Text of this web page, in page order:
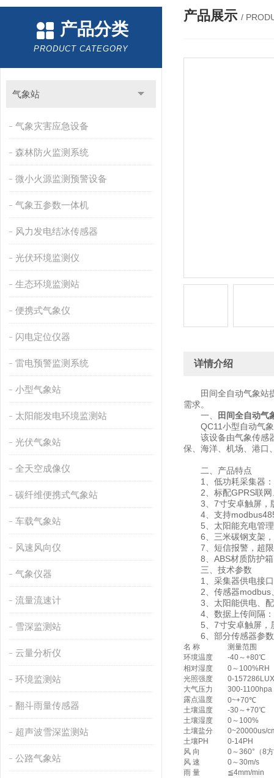
产品分类
PRODUCT CATEGORY
气象站
气象灾害应急设备
森林防火监测系统
微小火源监测预警设备
气象五参数一体机
风力发电结冰传感器
光伏环境监测仪
生态环境监测站
便携式气象仪
闪电定位仪器
雷电预警监测系统
小型气象站
太阳能发电环境监测站
光伏气象站
全天空成像仪
碳纤维便携式气象站
车载气象站
风速风向仪
气象仪器
流量流速计
雪深监测站
云量分析仪
环境监测站
翻斗雨量传感器
超声波雪深监测站
公路气象站
产品展示 /
详情介绍
田间全自动气象站
需求。
一、
田间全自动气
QC11小型自动气象
该设备由气象传感器
保、海洋、机场、港口
二、产品特点
1、低功耗采集器：
2、标配GPRS联网
3、7寸安卓触屏，
4、支持
5、太阳能充电管理
6、三米碳钢支架，
7、短信报警，超限
8、ABS材质防护箱
三、技术参数
1、采集器供电接口
2、传感器modbus、
3、太阳能供电、配
4、数据上传间隔：
5、7寸安卓触屏，
6、部分传感器参数
名 称
测量范围
环境温度
-40～+80℃
相对湿度
0～100%RH
光照强度
0-157286LUX
大气压力
300-1100hpa
露点温度
0~+70℃
土壤温度
-30～+70℃
土壤湿度
0～100%
土壤盐分
0~20000us/
土壤PH
0-14PH
风 向
0～360°（8
风 速
0～30m/s
雨 量
≦4mm/min